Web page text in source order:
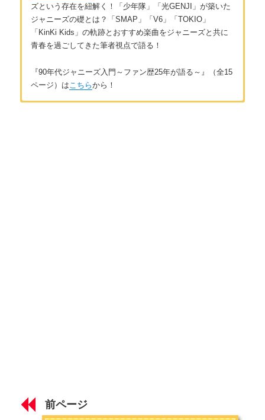
ズという存在を紐解く！「少年隊」「光GENJI」が築いた
ジャニーズの礎とは？「SMAP」「V6」「TOKIO」
「KinKi Kids」の軌跡とおすすめ楽曲をジャニーズと共に
青春を過ごしてきた筆者視点で語る！
『90年代ジャニーズ入門～ファン歴25年が語る～』（全15
ページ）はこちらから！
SMAPの軌跡
前ページ